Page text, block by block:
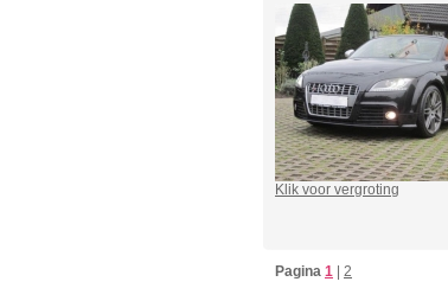
Klik voor vergroting
Pagina 1 2